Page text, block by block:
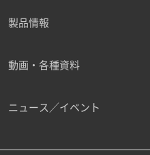
製品情報
動画・各種資料
ニュース／イベント